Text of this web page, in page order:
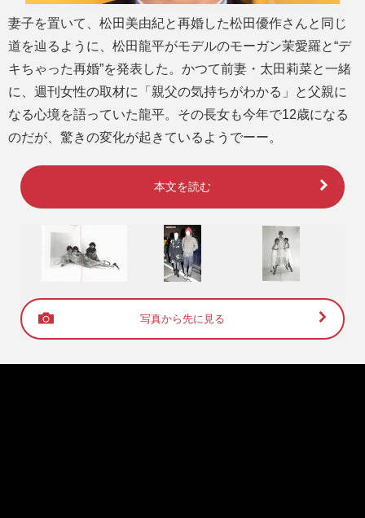
妻子を置いて、松田美由紀と再婚した松田優作さんと同じ
道を辿るように、松田龍平がモデルのモーガン茉愛羅と“デ
キちゃった再婚”を発表した。かつて前妻・太田莉菜と一緒
に、週刊女性の取材に「親父の気持ちがわかる」と父親に
なる心境を語っていた龍平。その長女も今年で12歳になる
のだが、驚きの変化が起きているようでーー。
本文を読む
写真から先に見る